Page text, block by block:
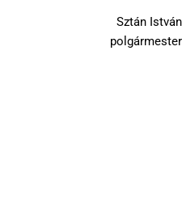
Sztán István
polgármester